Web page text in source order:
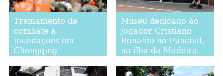
Treinamento de
combate a
inundações em
Chongqing
Museu dedicado ao
jogador Cristiano
Ronaldo no Funchal,
na ilha da Madeira